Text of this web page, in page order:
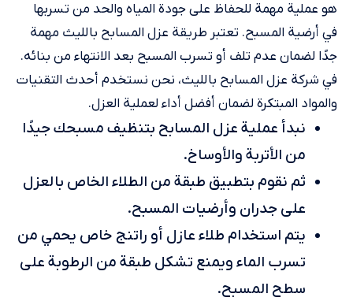
هو عملية مهمة للحفاظ على جودة المياه والحد من تسربها
في أرضية المسبح. تعتبر طريقة عزل المسابح بالليث مهمة
جدًا لضمان عدم تلف أو تسرب المسبح بعد الانتهاء من بنائه.
في شركة عزل المسابح بالليث، نحن نستخدم أحدث التقنيات
والمواد المبتكرة لضمان أفضل أداء لعملية العزل.
نبدأ عملية عزل المسابح بتنظيف مسبحك جيدًا
من الأتربة والأوساخ.
ثم نقوم بتطبيق طبقة من الطلاء الخاص بالعزل
على جدران وأرضيات المسبح.
يتم استخدام طلاء عازل أو راتنج خاص يحمي من
تسرب الماء ويمنع تشكل طبقة من الرطوبة على
سطح المسبح.